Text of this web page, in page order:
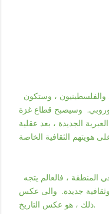
وسيصبح قطاع غزة
الجديدة ، بعد عقلية
وثقافية جديدة. والى عكس
ذلك ، هو عكس التاريخ.